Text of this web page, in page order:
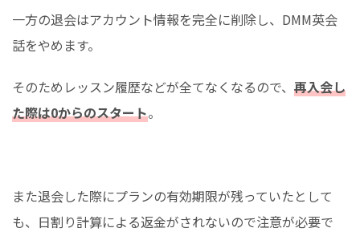
一方の退会はアカウント情報を完全に削除し、DMM英会
話をやめます。
そのためレッスン履歴などが全てなくなるので、 再入会し
た際は0からのスタート。
また退会した際にプランの有効期限が残っていたとして
も、日割り計算による返金がされないので注意が必要で